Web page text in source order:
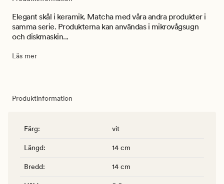
Elegant skål i keramik. Matcha med våra andra produkter i
samma serie. Produkterna kan användas i mikrovågsugn
och diskmaskin...
Läs mer
Produktinformation
Färg: vit
Längd: 14 cm
Bredd: 14 cm